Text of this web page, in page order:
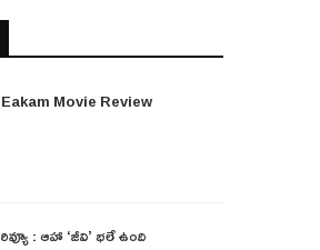
Eakam Movie Review
రివ్యూ : ఆహా ‘జీవి’ భలే ఉంది